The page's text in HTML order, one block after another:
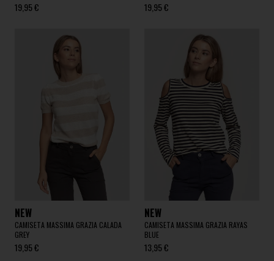
19,95 € 19,95 €
NEW
CAMISETA MASSIMA GRAZIA CALADA
GREY
19,95 €
NEW
CAMISETA MASSIMA GRAZIA RAYAS
BLUE
13,95 €